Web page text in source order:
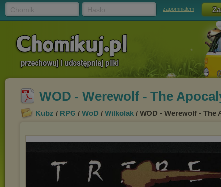
zapomniałem
WOD - Werewolf - The
Kubz / RPG / WoD / Wilkolak / WOD - Werewolf - The